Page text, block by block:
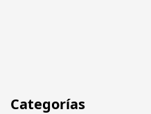
Categorías